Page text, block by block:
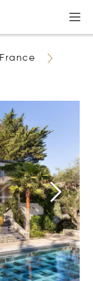
France